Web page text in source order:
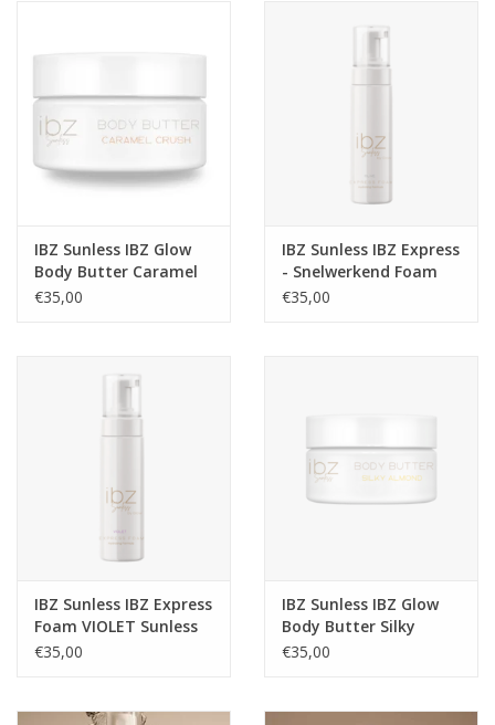
IBZ Sunless IBZ Glow
Body Butter Caramel
Crush IBZ Sunless
€35,00
IBZ Sunless IBZ Express
- Snelwerkend Foam
Olive Sunless by Glow
€35,00
IBZ Sunless IBZ Express
Foam VIOLET Sunless
by Glow
€35,00
IBZ Sunless IBZ Glow
Body Butter Silky
Almond IBZ Sunless
€35,00